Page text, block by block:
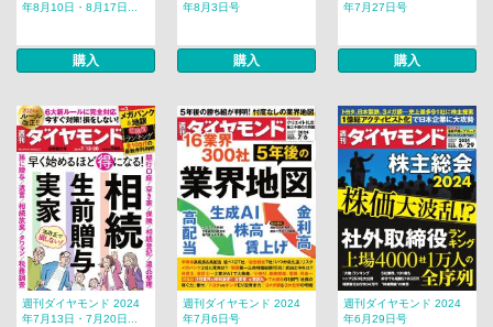
年8月10日・8月17日...
購入
年8月3日号
購入
年7月27日号
購入
週刊ダイヤモンド 2024
年7月13日・7月20日...
週刊ダイヤモンド 2024
年7月6日号
週刊ダイヤモンド 2024
年6月29日号